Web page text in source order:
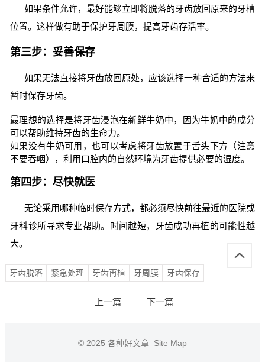
如果条件允许，最好能够立即将脱落的牙齿放回原来的牙槽
位置。这样做有助于保护牙周膜，提高牙齿存活率。
第三步：妥善保存
如果无法直接将牙齿放回原处，应该选择一种合适的方法来
暂时保存牙齿。
最理想的选择是将牙齿浸泡在新鲜牛奶中，因为牛奶中的成分
可以帮助维持牙齿的生命力。
如果没有牛奶可用，也可以考虑将牙齿放置于舌头下方（注意
不要吞咽），利用口腔内的自然环境为牙齿提供必要的湿度。
第四步：尽快就医
无论采用哪种临时保存方式，都必须尽快前往最近的医院或
牙科诊所寻求专业帮助。时间越短，牙齿成功再植的可能性越
大。
牙齿脱落 紧急处理 牙齿再植 牙周膜 牙齿保存
上一篇 下一篇
© 2025 各种好文章 Site Map